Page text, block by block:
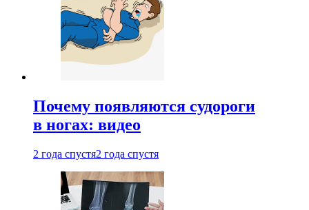
Почему появляются судороги
в ногах: видео
2 года спустя2 года спустя